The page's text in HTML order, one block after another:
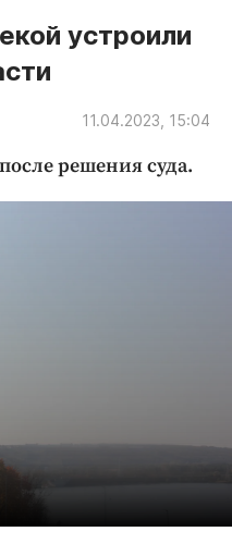
устроили
11.04.2023, 15:04
решения суда.